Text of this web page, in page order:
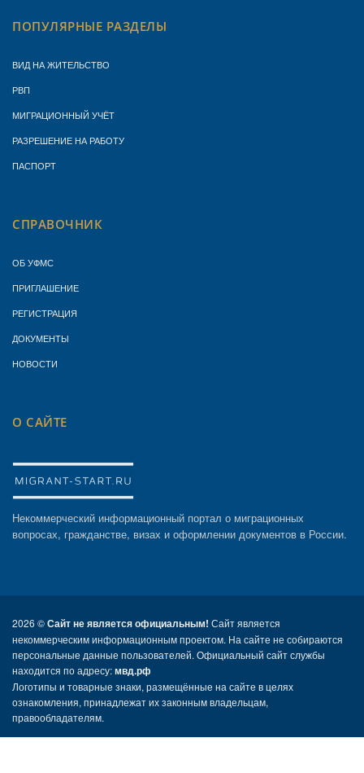
ПОПУЛЯРНЫЕ РАЗДЕЛЫ
ВИД НА ЖИТЕЛЬСТВО
РВП
МИГРАЦИОННЫЙ УЧЁТ
РАЗРЕШЕНИЕ НА РАБОТУ
ПАСПОРТ
СПРАВОЧНИК
ОБ УФМС
ПРИГЛАШЕНИЕ
РЕГИСТРАЦИЯ
ДОКУМЕНТЫ
НОВОСТИ
О САЙТЕ
Некоммерческий информационный портал о миграционных
вопросах, гражданстве, визах и оформлении документов в России.
2026 ©Сайт не является официальным! Сайт является
некоммерческим информационным проектом. На сайте не собираются
персональные данные пользователей. Официальный сайт службы
находится по адресу:мвд.рф
Логотипы и товарные знаки, размещённые на сайте в целях
ознакомления, принадлежат их законным владельцам,
правообладателям.